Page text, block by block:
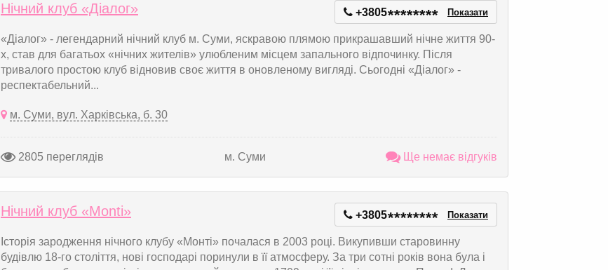
Нічний клуб «Діалог» +3805******** Показати
«Діалог» - легендарний нічний клуб м. Суми, яскравою плямою прикрашавший нічне життя 90-
х, став для багатьох «нічних жителів» улюбленим місцем запального відпочинку. Після
тривалого простою клуб відновив своє життя в оновленому вигляді. Сьогодні «Діалог» -
респектабельний...
м. Суми, вул. Харківська, б. 30
2805 переглядів м. Суми Ще немає відгуків
Нічний клуб «Monti» +3805******** Показати
Історія зародження нічного клубу «Монті» почалася в 2003 році. Викупивши старовинну
будівлю 18-го століття, нові господарі поринули в її атмосферу. За три сотні років вона була і